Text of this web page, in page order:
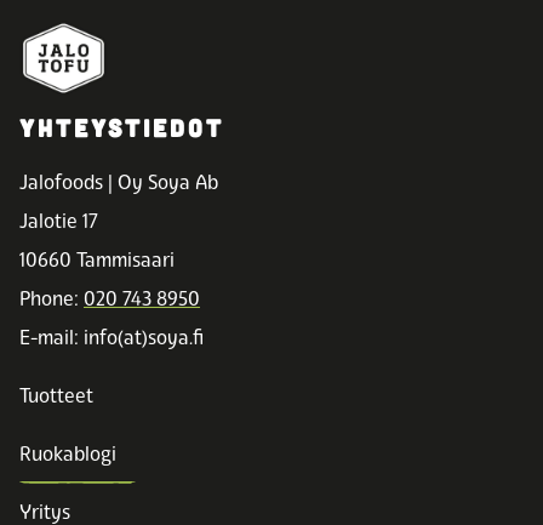
YHTEYSTIEDOT
Jalofoods | Oy Soya Ab
Jalotie 17
10660 Tammisaari
Phone: 020 743 8950
E-mail: info(at)soya.fi
Tuotteet
Ruokablogi
Yritys